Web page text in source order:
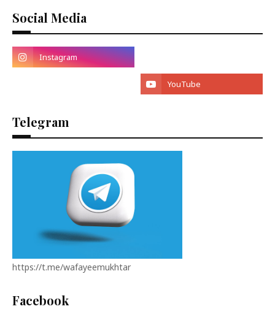
Social Media
Telegram
https://t.me/wafayeemukhtar
Facebook